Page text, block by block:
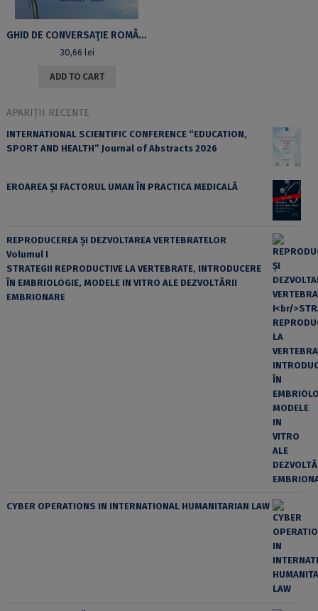
GHID DE CONVERSAŢIE ROMÂN-CEH
30,66 lei
ADD TO CART
APARIȚII RECENTE
INTERNATIONAL SCIENTIFIC CONFERENCE “EDUCATION,
SPORT AND HEALTH” Journal of Abstracts 2026
EROAREA ȘI FACTORUL UMAN ÎN PRACTICA MEDICALĂ
REPRODUCEREA ȘI DEZVOLTAREA VERTEBRATELOR
Volumul I
STRATEGII REPRODUCTIVE LA VERTEBRATE, INTRODUCERE
ÎN EMBRIOLOGIE, MODELE IN VITRO ALE DEZVOLTĂRII
EMBRIONARE
CYBER OPERATIONS IN INTERNATIONAL HUMANITARIAN LAW